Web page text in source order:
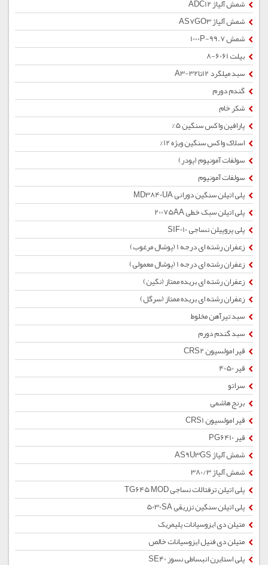
شمش آلیاژ ADC12
شمش آلیاژ AS7GO3
شمش 1000P-99.7
بیلت 6061-8
سبد میلگرد 12تا32-A3
گندم دورم
شکر خام
پارافین واکس سنگین 5%
اسلاک واکس سنگین ویژه 12%
سولفات آمونیوم (پودر)
سولفات آمونیوم
پلی اتیلن سنگین دورانی MD3840UA
پلی اتیلن سبک خطی 20075AA
پلی پروپیلن نساجی SIF010
زعفران رشته ای درجه 1 (پوشال مرغوب)
زعفران رشته ای درجه 1 (پوشال معمولی)
زعفران رشته ای بریده ممتاز (نگین)
زعفران رشته ای بریده ممتاز (سرگل)
سبد تیرآهن مخلوط
سبد گندم دورم
قیر امولسیون CRS2
قیر 4050
سراتو
برنج هاشمی
قیر امولسیون CRS1
قیر PG6410
شمش آلیاژ AS9U3GS
شمش آلیاژ 380/3
پلی اتیلن ترفتالات نساجی TG645 MOD
پلی اتیلن سنگین تزریقی 5030SA
متیلن دی ایزوسیانات پلیمریک
متیلن دی فنیل ایزوسیانات خالص
پلی استایرن انبساطی نسوز SE40